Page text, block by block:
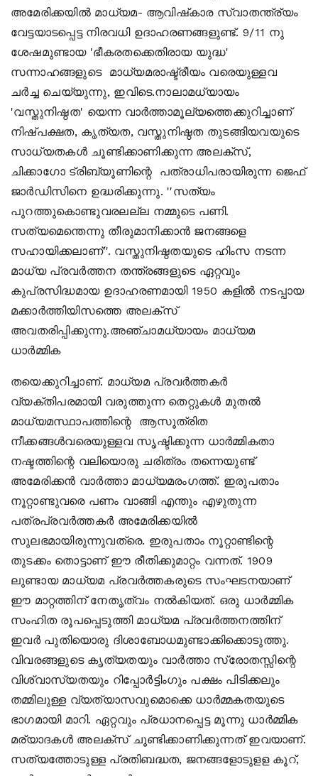
അമേരിക്കയില്‍ മാധ്യമ- ആവിഷ്‌കാര സ്വാതന്ത്ര്യം
വേട്ടയാടപ്പെട്ട നിരവധി ഉദാഹരണങ്ങളുണ്ട്. 9/11 നു
ശേഷമുണ്ടായ 'ഭീകരതക്കെതിരായ യുദ്ധ'
സന്നാഹങ്ങളുടെ മാധ്യമരാഷ്ട്രീയം വരെയുള്ളവ
ചര്‍ച്ച ചെയ്യുന്നു, ഇവിടെ.നാലാമധ്യായം
'വസ്തുനിഷ്ഠത' യെന്ന വാര്‍ത്താമൂല്യത്തെക്കുറിച്ചാണ്
നിഷ്പക്ഷത, കൃത്യത, വസ്തുനിഷ്ഠത തുടങ്ങിയവയുടെ
സാധ്യതകള്‍ ചൂണ്ടിക്കാണിക്കുന്ന അലക്‌സ്,
ചിക്കാഗോ ട്രിബ്യൂണിന്റെ പത്രാധിപരായിരുന്ന ജെഫ്
ജാര്‍ഡിസിനെ ഉദ്ധരിക്കുന്നു. ''സത്യം
പുറത്തുകൊണ്ടുവരലല്ല നമ്മുടെ പണി.
സത്യമെന്തെന്നു തീരുമാനിക്കാന്‍ ജനങ്ങളെ
സഹായിക്കലാണ്''. വസ്തുനിഷ്ഠതയുടെ ഹിംസ നടന്ന
മാധ്യ പ്രവര്‍ത്തന തന്ത്രങ്ങളുടെ ഏറ്റവും
കുപ്രസിദ്ധമായ ഉദാഹരണമായി 1950 കളില്‍ നടപ്പായ
മക്കാര്‍ത്തിയിസത്തെ അലക്‌സ്
അവതരിപ്പിക്കുന്നു.അഞ്ചാമധ്യായം മാധ്യമ
ധാര്‍മ്മിക
തയെക്കുറിച്ചാണ്. മാധ്യമ പ്രവര്‍ത്തകര്‍
വ്യക്തിപരമായി വരുത്തുന്ന തെറ്റുകള്‍ മുതല്‍
മാധ്യമസ്ഥാപത്തിന്റെ ആസൂത്രിത
നീക്കങ്ങള്‍വരെയുള്ളവ സൃഷ്ടിക്കുന്ന ധാര്‍മ്മികതാ
നഷ്ടത്തിന്റെ വലിയൊരു ചരിത്രം തന്നെയുണ്ട്
അമേരിക്കന്‍ വാര്‍ത്താ മാധ്യമരംഗത്ത്. ഇരുപതാം
നൂറ്റാണ്ടുവരെ പണം വാങ്ങി എന്തും എഴുതുന്ന
പത്രപ്രവര്‍ത്തകര്‍ അമേരിക്കയില്‍
സുലഭമായിരുന്നുവത്രെ. ഇരുപതാം നൂറ്റാണ്ടിന്റെ
തുടക്കം തൊട്ടാണ് ഈ രീതിക്കുമാറ്റം വന്നത്. 1909
ലുണ്ടായ മാധ്യമ പ്രവര്‍ത്തകരുടെ സംഘടനയാണ്
ഈ മാറ്റത്തിന് നേതൃത്വം നല്‍കിയത്. ഒരു ധാര്‍മ്മിക
സംഹിത രൂപപ്പെടുത്തി മാധ്യമ പ്രവര്‍ത്തനത്തിന്
ഇവര്‍ പുതിയൊരു ദിശാബോധമുണ്ടാക്കിക്കൊടുത്തു.
വിവരങ്ങളുടെ കൃത്യതയും വാര്‍ത്താ സ്രോതസ്സിന്റെ
വിശ്വാസ്യതയും റിപ്പോര്‍ട്ടിംഗും പക്ഷം പിടിക്കലും
തമ്മിലുള്ള വ്യത്യാസവുമൊക്കെ ധാര്‍മ്മകതയുടെ
ഭാഗമായി മാറി. ഏറ്റവും പ്രധാനപ്പെട്ട മൂന്നു ധാര്‍മ്മിക
മര്യാദകള്‍ അലക്‌സ് ചൂണ്ടിക്കാണിക്കുന്നത് ഇവയാണ്.
സത്യത്തോടുള്ള പ്രതിബദ്ധത, ജനങ്ങളോടുളള കൂറ്,